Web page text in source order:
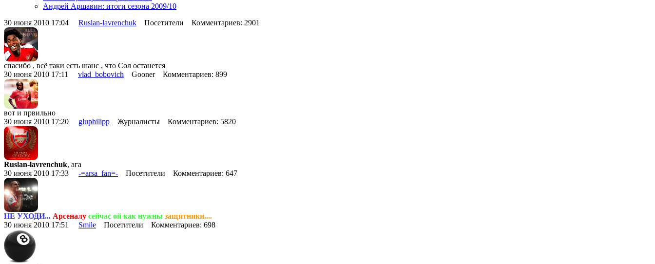
Андрей Аршавин: итоги сезона 2009/10
30 июня 2010 17:04 Ruslan-lavrenchuk Посетители Комментариев: 2901
спасибо , всё таки есть шанс , что Сол останется
30 июня 2010 17:11 vlad_bobovich Gooner Комментариев: 899
вот и првильно
30 июня 2010 17:20 gluphilipp Журналисты Комментариев: 5820
Ruslan-lavrenchuk, ага
30 июня 2010 17:33 -=arsa_fan=- Посетители Комментариев: 647
НЕ УХОДИ... Арсеналу сейчас ой как нужны защитники....
30 июня 2010 17:51 Smile Посетители Комментариев: 698